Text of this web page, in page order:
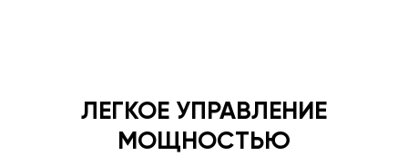
ЛЕГКОЕ УПРАВЛЕНИЕ
МОЩНОСТЬЮ